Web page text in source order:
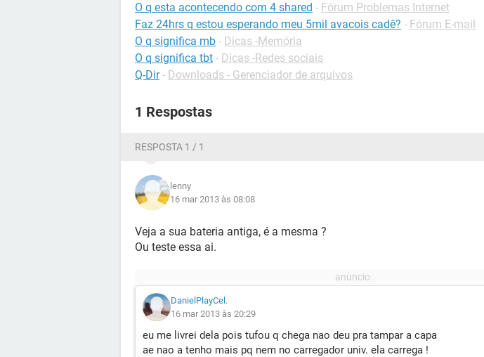
O q esta acontecendo com 4 shared - Fórum Problemas Internet
Faz 24hrs q estou esperando meu 5mil avacois cadê? - Fórum E-mail
O q significa mb - Dicas -Memória
O q significa tbt - Dicas -Redes sociais
Q-Dir - Downloads - Gerenciador de arquivos
1 Respostas
RESPOSTA 1 / 1
lenny
16 mar 2013 às 08:08
Veja a sua bateria antiga, é a mesma ?
Ou teste essa ai.
DanielPlayCel.
16 mar 2013 às 20:29
eu me livrei dela pois tufou q chega nao deu pra tampar a capa
ae nao a tenho mais pq nem no carregador univ. ela carrega !